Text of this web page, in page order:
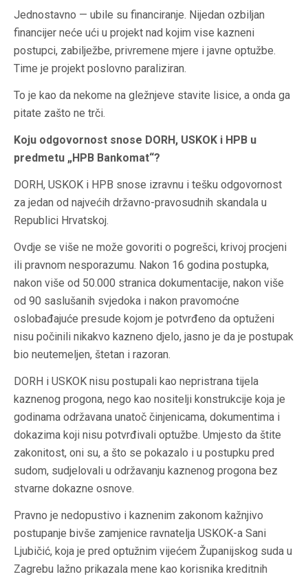
Jednostavno — ubile su financiranje. Nijedan ozbiljan
financijer neće ući u projekt nad kojim vise kazneni
postupci, zabilježbe, privremene mjere i javne optužbe.
Time je projekt poslovno paraliziran.
To je kao da nekome na gležnjeve stavite lisice, a onda ga
pitate zašto ne trči.
Koju odgovornost snose DORH, USKOK i HPB u
predmetu „HPB Bankomat“?
DORH, USKOK i HPB snose izravnu i tešku odgovornost
za jedan od najvećih državno-pravosudnih skandala u
Republici Hrvatskoj.
Ovdje se više ne može govoriti o pogrešci, krivoj procjeni
ili pravnom nesporazumu. Nakon 16 godina postupka,
nakon više od 50.000 stranica dokumentacije, nakon više
od 90 saslušanih svjedoka i nakon pravomoćne
oslobađajuće presude kojom je potvrđeno da optuženi
nisu počinili nikakvo kazneno djelo, jasno je da je postupak
bio neutemeljen, štetan i razoran.
DORH i USKOK nisu postupali kao nepristrana tijela
kaznenog progona, nego kao nositelji konstrukcije koja je
godinama održavana unatoč činjenicama, dokumentima i
dokazima koji nisu potvrđivali optužbe. Umjesto da štite
zakonitost, oni su, a što se pokazalo i u postupku pred
sudom, sudjelovali u održavanju kaznenog progona bez
stvarne dokazne osnove.
Pravno je nedopustivo i kaznenim zakonom kažnjivo
postupanje bivše zamjenice ravnatelja USKOK-a Sani
Ljubičić, koja je pred optužnim vijećem Županijskog suda u
Zagrebu lažno prikazala mene kao korisnika kreditnih